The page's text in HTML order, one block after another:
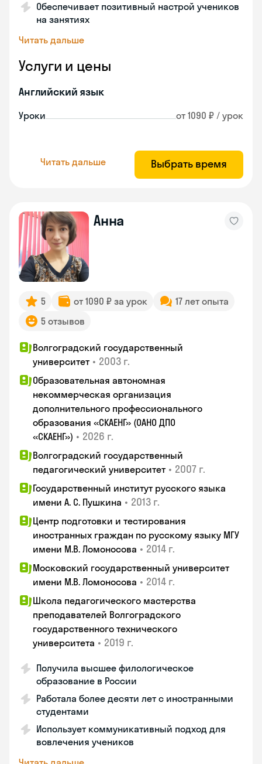
Обеспечивает позитивный настрой учеников
на занятиях
Читать дальше
Услуги и цены
Английский язык
Уроки от 1090 ₽ / урок
Читать дальше Выбрать время
Анна
5 от 1090 ₽ за урок
17 лет опыта
5 отзывов
Волгоградский государственный
университет • 2003 г.
Образовательная автономная
некоммерческая организация
дополнительного профессионального
образования «СКАЕНГ» (ОАНО ДПО
«СКАЕНГ») • 2026 г.
Волгоградский государственный
педагогический университет • 2007 г.
Государственный институт русского языка
имени А. С. Пушкина • 2013 г.
Центр подготовки и тестирования
иностранных граждан по русскому языку МГУ
имени М.В. Ломоносова • 2014 г.
Московский государственный университет
имени М.В. Ломоносова • 2014 г.
Школа педагогического мастерства
преподавателей Волгоградского
государственного технического
университета • 2019 г.
Получила высшее филологическое
образование в России
Работала более десяти лет с иностранными
студентами
Использует коммуникативный подход для
вовлечения учеников